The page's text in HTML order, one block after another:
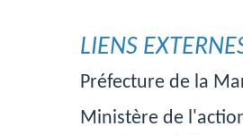
LIENS
Préfecture de la
Ministère de